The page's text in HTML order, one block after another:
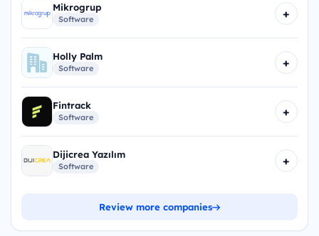
Mikrogrup
Software +
Holly Palm
Software +
Fintrack
Software +
Dijicrea Yazılım
Software +
Review more companies